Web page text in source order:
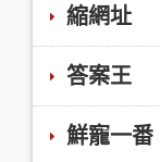
縮網址
答案王
鮮寵一番